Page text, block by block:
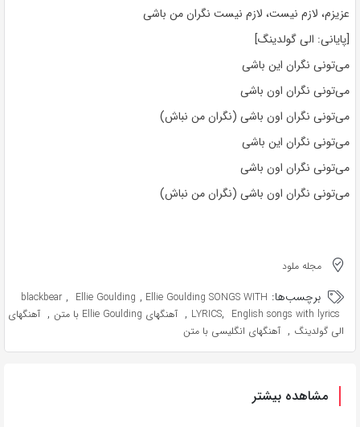
عزیزم، لازم نیست، لازم نیست نگران من باشی
[پایانی: الی گولدینگ]
می‌تونی نگران این باشی
می‌تونی نگران اون باشی
می‌تونی نگران اون باشی (نگران من نباش)
می‌تونی نگران این باشی
می‌تونی نگران اون باشی
می‌تونی نگران اون باشی (نگران من نباش)
مجله ملود
برچسب‌ها: blackbear , Ellie Goulding , Ellie Goulding SONGS WITH
LYRICS, English songs with lyrics
, آهنگهای Ellie Goulding با متن , آهنگهای
الی گولدینگ , آهنگهای انگلیسی با متن
مشاهده بیشتر